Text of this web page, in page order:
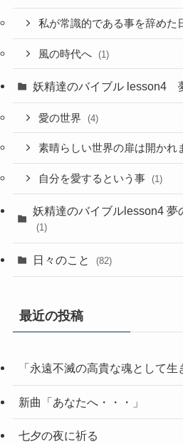
私が常識的である事を辞めた
風の時代へ (1)
妖精達のバイブル lesson4
愛の世界 (4)
素晴らしい世界の扉は開かれ
自分を愛するという事 (1)
妖精達のバイブルlesson4 夢
(1)
日々のこと (82)
最近の投稿
「永遠不滅の高貴な魂として生
新曲「あなたへ・・・」
七夕の夜に祈る